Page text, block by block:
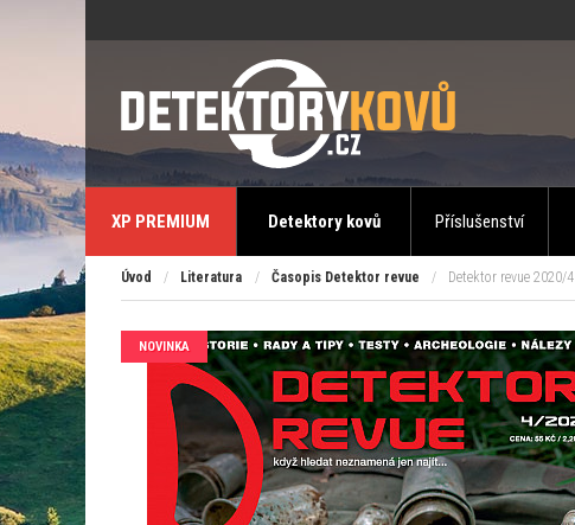
XP PREMIUM Detektory kovů Příslušenství
Úvod / Literatura / Časopis Detektor revue / Detektor revue 2020/4
NOVINKA